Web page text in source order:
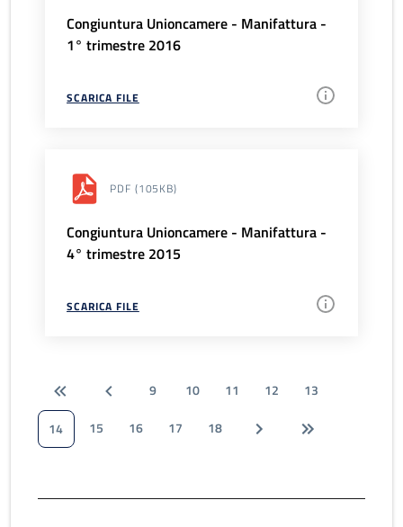
Congiuntura Unioncamere - Manifattura -
1° trimestre 2016
SCARICA FILE
PDF (105KB)
Congiuntura Unioncamere - Manifattura -
4° trimestre 2015
SCARICA FILE
9 10 11 12
13
14
15 16 17 18